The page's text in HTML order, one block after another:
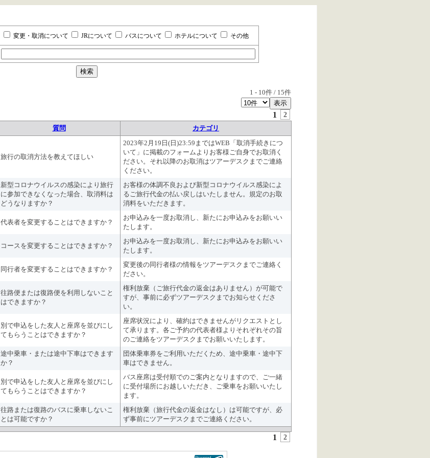
変更・取消について JRについて バスについて ホテルについて その他
1 - 10件 / 15件
1 2
質問 カテゴリ
旅行の取消方法を教えてほしい
2023年2月19日(日)23:59まではWEB「取消手続きにつ
いて」に掲載のフォームよりお客様ご自身でお取消く
ださい。それ以降のお取消はツアーデスクまでご連絡
ください。
新型コロナウイルスの感染により旅行
に参加できなくなった場合、取消料は
どうなりますか？
お客様の体調不良および新型コロナウイルス感染によ
るご旅行代金の払い戻しはいたしません。規定のお取
消料をいただきます。
代表者を変更することはできますか？
お申込みを一度お取消し、新たにお申込みをお願いい
たします。
コースを変更することはできますか？
お申込みを一度お取消し、新たにお申込みをお願いい
たします。
同行者を変更することはできますか？
変更後の同行者様の情報をツアーデスクまでご連絡く
ださい。
往路便または復路便を利用しないこと
はできますか？
権利放棄（ご旅行代金の返金はありません）が可能で
すが、事前に必ずツアーデスクまでお知らせくださ
い。
別で申込をした友人と座席を並びにし
てもらうことはできますか？
座席状況により、確約はできませんがリクエストとし
て承ります。各ご予約の代表者様よりそれぞれその旨
のご連絡をツアーデスクまでお願いいたします。
途中乗車・または途中下車はできます
か？
団体乗車券をご利用いただくため、途中乗車・途中下
車はできません。
別で申込をした友人と座席を並びにし
てもらうことはできますか？
バス座席は受付順でのご案内となりますので、ご一緒
に受付場所にお越しいただき、ご乗車をお願いいたし
ます。
往路または復路のバスに乗車しないこ
とは可能ですか？
権利放棄（旅行代金の返金はなし）は可能ですが、必
ず事前にツアーデスクまでご連絡ください。
1 2